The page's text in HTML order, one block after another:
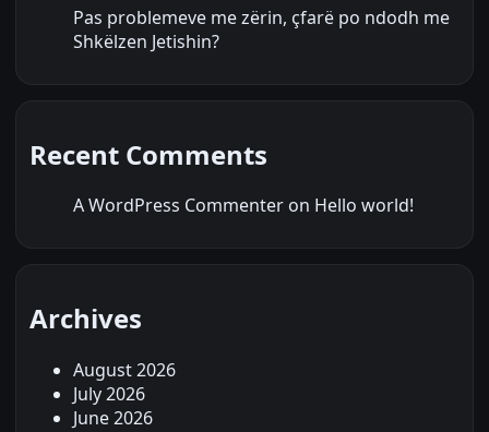
Pas problemeve me zërin, çfarë po ndodh me
Shkëlzen Jetishin?
Recent Comments
A WordPress Commenter on Hello world!
Archives
August 2026
July 2026
June 2026